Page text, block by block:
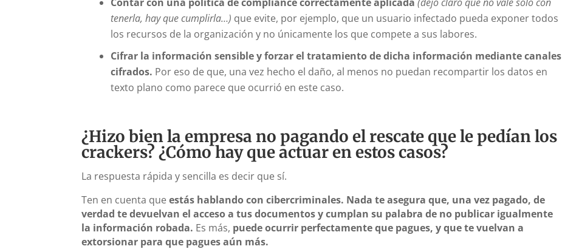
tenerla, hay que cumplirla…) que evite, por ejemplo, que un usuario infectado pueda exponer todos
los recursos de la organización y no únicamente los que compete a sus labores.
Cifrar la información sensible y forzar el tratamiento de dicha información mediante canales
cifrados. Por eso de que, una vez hecho el daño, al menos no puedan recompartir los datos en
texto plano como parece que ocurrió en este caso.
¿Hizo bien la empresa no pagando el rescate que le pedían los
crackers? ¿Cómo hay que actuar en estos casos?
La respuesta rápida y sencilla es decir que sí.
Ten en cuenta queestás hablando con cibercriminales. Nada te asegura que, una vez pagado, de
verdad te devuelvan el acceso a tus documentos y cumplan su palabra de no publicar igualmente
la información robada. Es más, puede ocurrir perfectamente que pagues, y que te vuelvan a
extorsionar para que pagues aún más.